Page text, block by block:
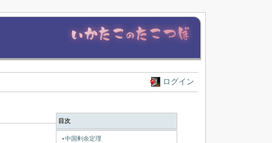
ログイン
目次
中国剰余定理